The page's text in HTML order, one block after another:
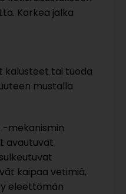
Korkea jalka
kalusteet tai tuoda
mustalla
-mekanismin
avautuvat
kaipaa vetimiä,
eleettömän